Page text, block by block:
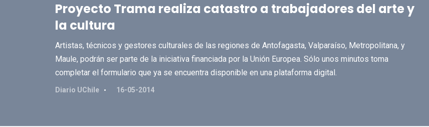
Proyecto Trama realiza catastro a trabajadores del arte y
la cultura
Artistas, técnicos y gestores culturales de las regiones de Antofagasta, Valparaíso, Metropolitana, y
Maule, podrán ser parte de la iniciativa financiada por la Unión Europea. Sólo unos minutos toma
completar el formulario que ya se encuentra disponible en una plataforma digital.
Diario UChile 16-05-2014